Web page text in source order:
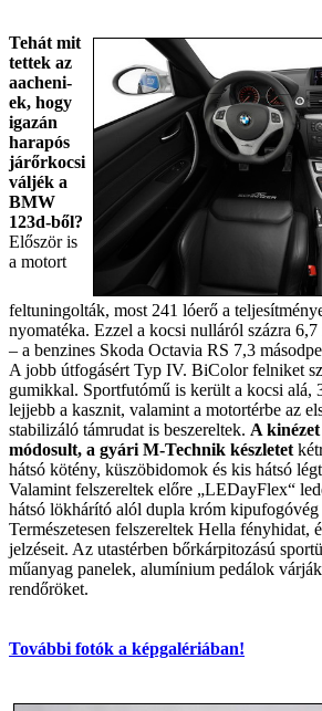
Tehát mit
tettek az
aacheni-
ek, hogy
igazán
harapós
járőrkocsi
váljék a
BMW
123d-ből?
Először is
a motort
feltuningolták, most 241 lóerő a
nyomatéka. Ezzel a kocsi nulláról százra
– a benzines Skoda Octavia RS 7,3
A jobb útfogásért Typ IV. BiColor felniket
gumikkal. Sportfutómű is került a kocsi alá,
lejjebb a kasznit, valamint a motortérbe az
stabilizáló támrudat is beszereltek. A
módosult, a gyári M-Technik készletet
hátsó kötény, küszöbidomok és kis hátsó
Valamint felszereltek előre „LEDayFlex“
hátsó lökhárító alól dupla króm
Természetesen felszereltek Hella fényhidat,
jelzéseit. Az utastérben bőrkárpitozású
műanyag panelek, alumínium pedálok
rendőröket.
További fotók a képgalériában!